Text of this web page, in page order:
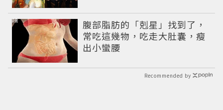
腹部脂肪的「剋星」找到了，
常吃這幾物，吃走大肚囊，瘦
出小蠻腰
PR
Recommended by